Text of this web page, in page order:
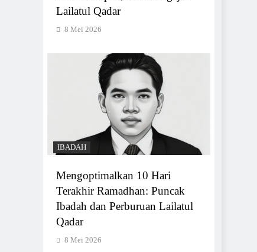
Lailatul Qadar
8 Mei 2026
IBADAH
Mengoptimalkan 10 Hari
Terakhir Ramadhan: Puncak
Ibadah dan Perburuan Lailatul
Qadar
8 Mei 2026